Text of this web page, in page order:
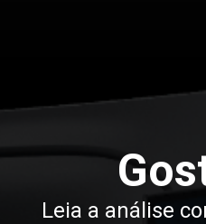
Opening
Leia a análise